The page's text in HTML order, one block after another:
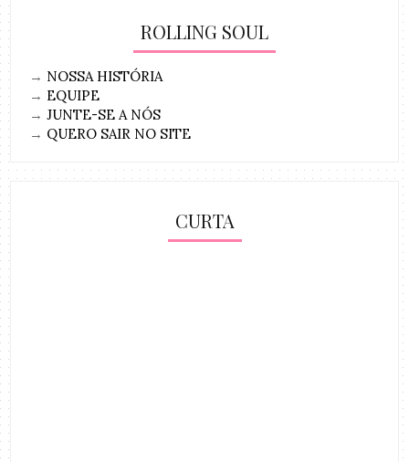
ROLLING SOUL
→ NOSSA HISTÓRIA
→ EQUIPE
→JUNTE-SE A NÓS
→ QUERO SAIR NO SITE
CURTA